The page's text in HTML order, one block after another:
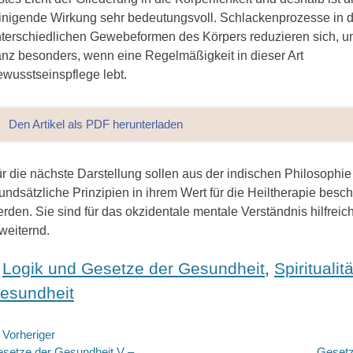
Wirkung sehr bedeutungsvoll. Schlackenprozesse in
Gewebeformen des Körpers reduzieren sich,
besonders, wenn eine Regelmäßigkeit in dieser Art
lebt.
Den Artikel als PDF herunterladen
die nächste Darstellung sollen aus der indischen
Prinzipien in ihrem Wert für die Heiltherapie
Sie sind für das okzidentale mentale Verständnis
Logik und Gesetze der Gesundheit,